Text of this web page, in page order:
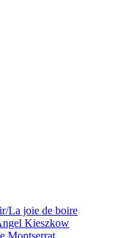
La joie de boire
Kieszkow
Montserrat